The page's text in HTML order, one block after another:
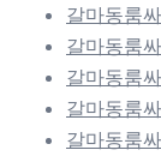
갈마동룸
갈마동룸
갈마동룸
갈마동룸
갈마동룸